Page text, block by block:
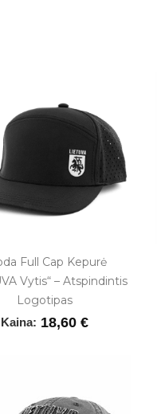
Full Cap Kepurė
Vytis“ – Atspindintis
Logotipas
Kaina: 18,60 €